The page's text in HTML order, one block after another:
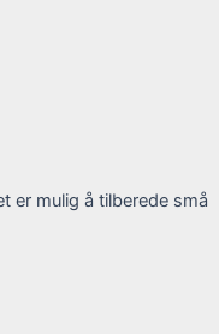
er mulig å tilberede små